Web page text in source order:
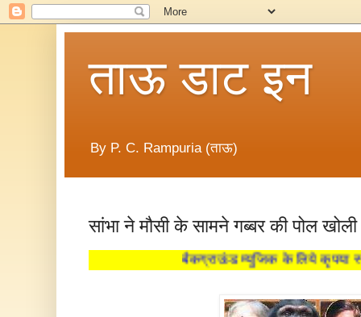
ताऊ डाट इन
By P. C. Rampuria (ताऊ)
सांभा ने मौसी के सामने गब्बर की पोल
बैकग्राऊंड म्युजिक के लिये कृपया